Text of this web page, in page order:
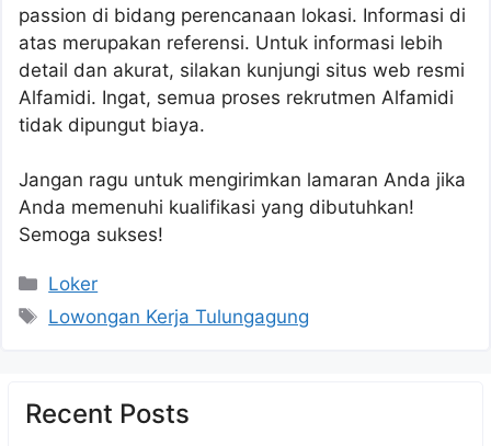
passion di bidang perencanaan lokasi. Informasi di
atas merupakan referensi. Untuk informasi lebih
detail dan akurat, silakan kunjungi situs web resmi
Alfamidi. Ingat, semua proses rekrutmen Alfamidi
tidak dipungut biaya.
Jangan ragu untuk mengirimkan lamaran Anda jika
Anda memenuhi kualifikasi yang dibutuhkan!
Semoga sukses!
Kategori
Loker
Tag
Lowongan Kerja Tulungagung
Recent Posts